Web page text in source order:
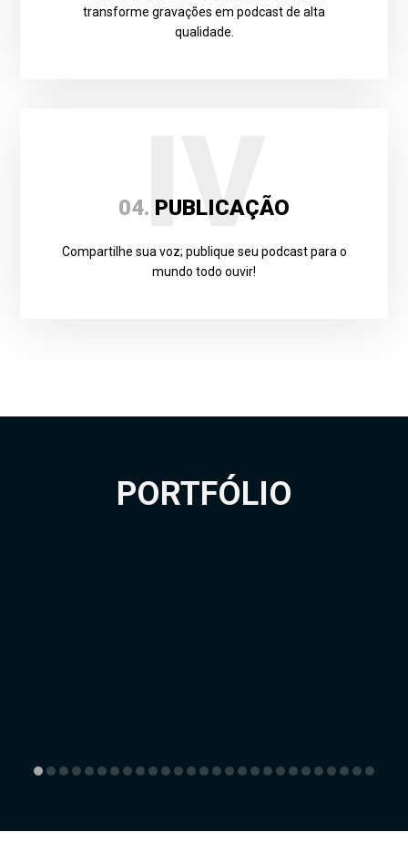
transforme gravações em podcast de alta
qualidade.
IV
04. PUBLICAÇÃO
Compartilhe sua voz; publique seu podcast para o
mundo todo ouvir!
PORTFÓLIO